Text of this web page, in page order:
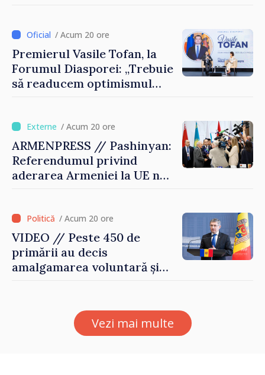
reparație/ Acum 20 ore
Premierul Vasile Tofan, la
Forumul Diasporei: „Trebuie
să readucem optimismul
direcția corectă”
/ Acum 20 ore
ARMENPRESS // Pashinyan:
Referendumul privind
aderarea Armeniei la UE nu
/ Acum 20 ore
VIDEO // Peste 450 de
primării au decis
amalgamarea voluntară și
Grosu: „Este important să
depășim blocajele și să dăm o
șansă localităților să se
Vezi mai multe